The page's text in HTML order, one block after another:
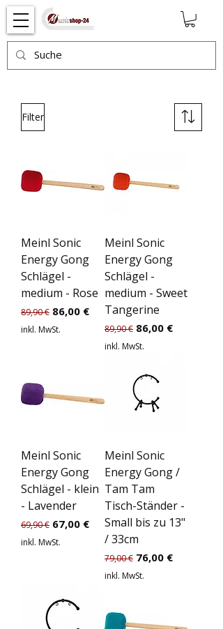
Filter
Meinl Sonic
Energy Gong
Schlägel -
medium - Rose
Standardpreis
89,90 € Sale-Preis
86,00 €
inkl. MwSt.
Meinl Sonic
Energy Gong
Schlägel -
medium - Sweet
Tangerine
Standardpreis
89,90 € Sale-Preis
86,00 €
inkl. MwSt.
Meinl Sonic
Energy Gong
Schlägel - klein
- Lavender
Standardpreis
69,90 € Sale-Preis
67,00 €
inkl. MwSt.
Meinl Sonic
Energy Gong /
Tam Tam
Tisch-Ständer -
Small bis zu 13"
/ 33cm
Standardpreis
79,00 € Sale-Preis
76,00 €
inkl. MwSt.